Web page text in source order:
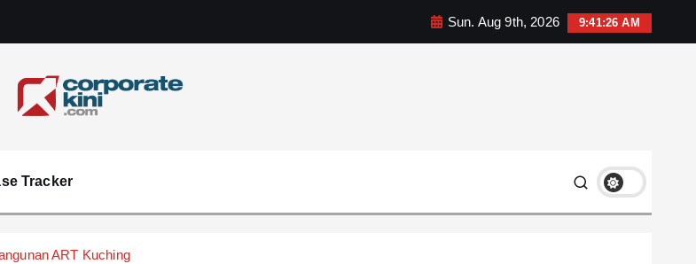
Sun. Aug 9th, 2026 9:41:28 AM
Tracker
ART Kuching